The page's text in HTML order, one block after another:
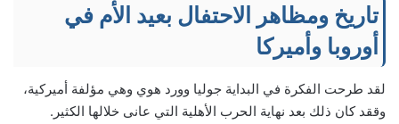
تاريخ ومظاهر الاحتفال بعيد الأم في
أوروبا وأميركا
لقد طرحت الفكرة في البداية جوليا وورد هوي وهي مؤلفة أميركية،
وققد كان ذلك بعد نهاية الحرب الأهلية التي عانى خلالها الكثير.